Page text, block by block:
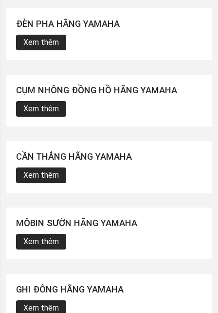
ĐÈN PHA HÃNG YAMAHA
Xem thêm
CỤM NHÔNG ĐỒNG HỒ HÃNG YAMAHA
Xem thêm
CẦN THẮNG HÃNG YAMAHA
Xem thêm
MÔBIN SƯỜN HÃNG YAMAHA
Xem thêm
GHI ĐÔNG HÃNG YAMAHA
Xem thêm